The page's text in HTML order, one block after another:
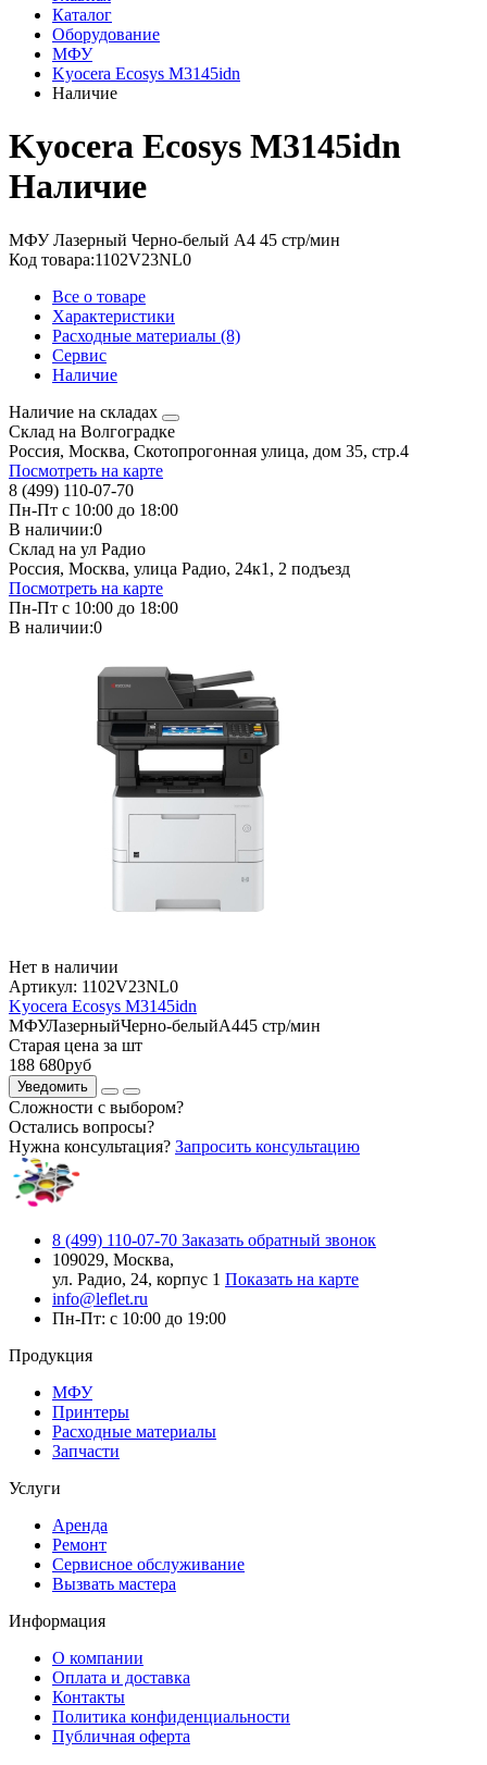
Каталог
Оборудование
МФУ
Kyocera Ecosys M3145idn
Наличие
Kyocera Ecosys M3145idn
Наличие
МФУ Лазерный Черно-белый A4 45 стр/мин
Код товара:1102V23NL0
Все о товаре
Характеристики
Расходные материалы (8)
Сервис
Наличие
Наличие на складах
Склад на Волгоградке
Россия, Москва, Скотопрогонная улица, дом 35, стр.4
Посмотреть на карте
8 (499) 110-07-70
Пн-Пт с 10:00 до 18:00
В наличии:0
Склад на ул Радио
Россия, Москва, улица Радио, 24к1, 2 подъезд
Посмотреть на карте
Пн-Пт с 10:00 до 18:00
В наличии:0
Нет в наличии
Артикул: 1102V23NL0
Kyocera Ecosys M3145idn
МФУЛазерныйЧерно-белыйA445 стр/мин
Старая цена за шт
188 680руб
Уведомить
Сложности с выбором?
Остались вопросы?
Нужна консультация? Запросить консультацию
8 (499) 110-07-70 Заказать обратный звонок
109029, Москва,
ул. Радио, 24, корпус 1 Показать на карте
info@leflet.ru
Пн-Пт: с 10:00 до 19:00
Продукция
МФУ
Принтеры
Расходные материалы
Запчасти
Услуги
Аренда
Ремонт
Сервисное обслуживание
Вызвать мастера
Информация
О компании
Оплата и доставка
Контакты
Политика конфиденциальности
Публичная оферта